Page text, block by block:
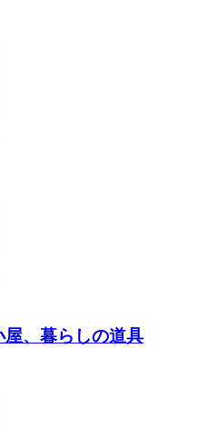
、暮らしの道具